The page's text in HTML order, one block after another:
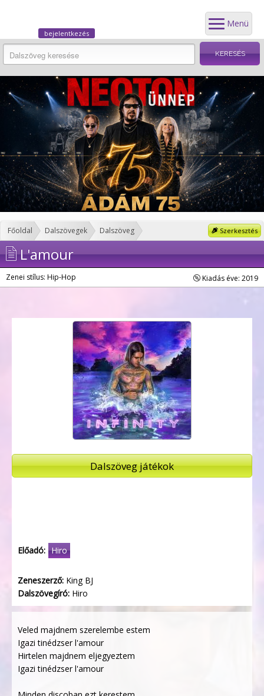
Menü
bejelentkezés
Szerkesztés
Főoldal Dalszövegek Dalszöveg
L'amour
Zenei stílus: Hip-Hop Kiadás éve: 2019
Dalszöveg játékok
Előadó: Hiro
Zeneszerző: King BJ
Dalszövegíró: Hiro
Veled majdnem szerelembe estem
Igazi tinédzser l'amour
Hirtelen majdnem eljegyeztem
Igazi tinédzser l'amour